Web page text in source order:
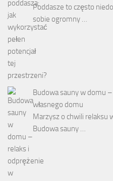
Poddasze to często
sobie ogromny …
Budowa sauny w domu
własnego domu
Marzysz o chwili relaksu
Budowa sauny …